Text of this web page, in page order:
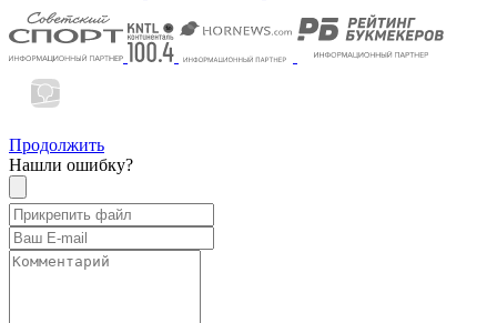
Продолжить
Нашли ошибку?